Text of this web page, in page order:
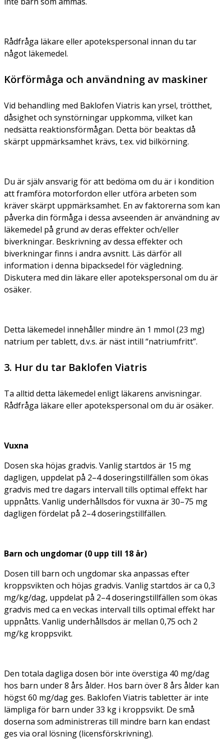
Rådfråga läkare eller apotekspersonal innan du tar
något läkemedel.
Körförmåga och användning av maskiner
Vid behandling med Baklofen Viatris kan yrsel, trötthet,
dåsighet och synstörningar uppkomma, vilket kan
nedsätta reaktionsförmågan. Detta bör beaktas då
skärpt uppmärksamhet krävs, t.ex. vid bilkörning.
Du är själv ansvarig för att bedöma om du är i kondition
att framföra motorfordon eller utföra arbeten som
kräver skärpt uppmärksamhet. En av faktorerna som kan
påverka din förmåga i dessa avseenden är användning av
läkemedel på grund av deras effekter och/eller
biverkningar. Beskrivning av dessa effekter och
biverkningar finns i andra avsnitt. Läs därför all
information i denna bipacksedel för vägledning.
Diskutera med din läkare eller apotekspersonal om du är
osäker.
Detta läkemedel innehåller mindre än 1 mmol (23 mg)
natrium per tablett, d.v.s. är näst intill “natriumfritt”.
3. Hur du tar Baklofen Viatris
Ta alltid detta läkemedel enligt läkarens anvisningar.
Rådfråga läkare eller apotekspersonal om du är osäker.
Vuxna
Dosen ska höjas gradvis. Vanlig startdos är 15 mg
dagligen, uppdelat på 2–4 doseringstillfällen som ökas
gradvis med tre dagars intervall tills optimal effekt har
uppnåtts. Vanlig underhållsdos för vuxna är 30–75 mg
dagligen fördelat på 2–4 doseringstillfällen.
Barn och ungdomar (0 upp till 18 år)
Dosen till barn och ungdomar ska anpassas efter
kroppsvikten och höjas gradvis. Vanlig startdos är ca 0,3
mg/kg/dag, uppdelat på 2–4 doseringstillfällen som ökas
gradvis med ca en veckas intervall tills optimal effekt har
uppnåtts. Vanlig underhållsdos är mellan 0,75 och 2
mg/kg kroppsvikt.
Den totala dagliga dosen bör inte överstiga 40 mg/dag
hos barn under 8 års ålder. Hos barn över 8 års ålder kan
högst 60 mg/dag ges. Baklofen Viatris tabletter är inte
lämpliga för barn under 33 kg i kroppsvikt. De små
doserna som administreras till mindre barn kan endast
ges via oral lösning (licensförskrivning).